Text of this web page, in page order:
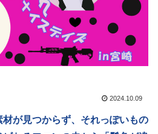
2024.10.09
が見つからず、それっぽいもの